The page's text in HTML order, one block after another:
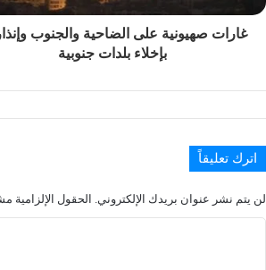
غارات صهيونية على الضاحية والجنوب
بإخلاء بلدات جنوبية
اترك تعليقاً
لن يتم نشر عنوان بريدك الإلكتروني. الحقول الإلزامية